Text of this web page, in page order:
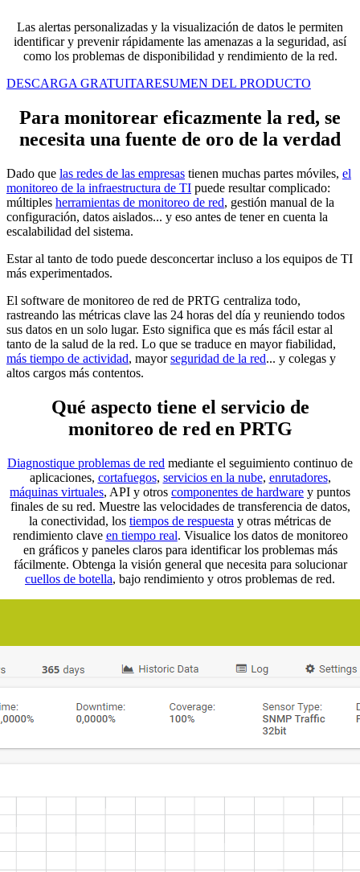
Las alertas personalizadas y la visualización de datos le permiten
identificar y prevenir rápidamente las amenazas a la seguridad, así
como los problemas de disponibilidad y rendimiento de la red.
DESCARGA GRATUITARESUMEN DEL PRODUCTO
Para monitorear eficazmente la red, se
necesita una fuente de oro de la verdad
Dado que las redes de las empresas tienen muchas partes móviles, el
monitoreo de la infraestructura de TI puede resultar complicado:
múltiples herramientas de monitoreo de red, gestión manual de la
configuración, datos aislados... y eso antes de tener en cuenta la
escalabilidad del sistema.
Estar al tanto de todo puede desconcertar incluso a los equipos de TI
más experimentados.
El software de monitoreo de red de PRTG centraliza todo,
rastreando las métricas clave las 24 horas del día y reuniendo todos
sus datos en un solo lugar. Esto significa que es más fácil estar al
tanto de la salud de la red. Lo que se traduce en mayor fiabilidad,
más tiempo de actividad, mayorseguridad de la red... y colegas y
altos cargos más contentos.
Qué aspecto tiene el servicio de
monitoreo de red en PRTG
Diagnostique problemas de red mediante el seguimiento continuo de
aplicaciones, cortafuegos, servicios en la nube, enrutadores,
máquinas virtuales, API y otros componentes de hardware y puntos
finales de su red. Muestre las velocidades de transferencia de datos,
la conectividad, los tiempos de respuesta y otras métricas de
rendimiento clave en tiempo real. Visualice los datos de monitoreo
en gráficos y paneles claros para identificar los problemas más
fácilmente. Obtenga la visión general que necesita para solucionar
cuellos de botella, bajo rendimiento y otros problemas de red.